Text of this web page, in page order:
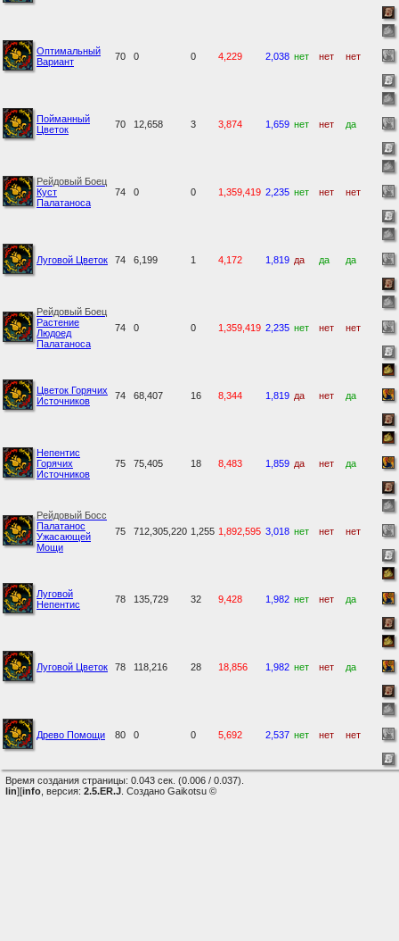
Оптимальный
Вариант
70 0 0 4,229 2,038 нет нет нет
Пойманный
Цветок
70 12,658 3 3,874 1,659 нет нет да
Рейдовый Боец
Куст
Палатаноса
74 0 0 1,359,419 2,235 нет нет нет
Луговой Цветок 74 6,199 1 4,172 1,819 да да да
Рейдовый Боец
Растение
Людоед
Палатаноса
74 0 0 1,359,419 2,235 нет нет нет
Цветок Горячих
Источников
74 68,407 16 8,344 1,819 да нет да
Непентис
Горячих
Источников
75 75,405 18 8,483 1,859 да нет да
Рейдовый Босс
Палатанос
Ужасающей
Мощи
75 712,305,220 1,255 1,892,595 3,018 нет нет нет
Луговой
Непентис
78 135,729 32 9,428 1,982 нет нет да
Луговой Цветок 78 118,216 28 18,856 1,982 нет нет да
Древо Помощи 80 0 0 5,692 2,537 нет нет нет
Время создания страницы: 0.043 сек. (0.006 / 0.037).
lin][info , версия: 2.5.ER.J . Создано Gaikotsu ©